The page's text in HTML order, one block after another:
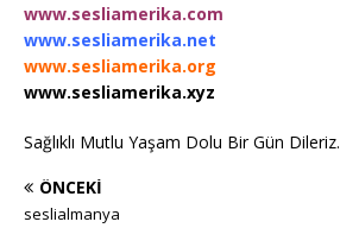
www.sesliamerika.com
www.sesliamerika.net
www.sesliamerika.org
www.sesliamerika.xyz
Sağlıklı Mutlu Yaşam Dolu Bir Gün Dileriz.
ÖNCEKI
seslialmanya